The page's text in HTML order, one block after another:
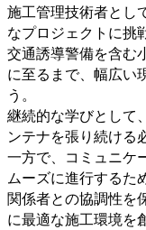
施工管理技術者とし
なプロジェクトに挑
交通誘導警備を含む
に至るまで、幅広い
う。
継続的な学びとして
ンテナを張り続ける
一方で、コミュニケ
ムーズに進行するた
関係者との協調性を
に最適な施工環境を